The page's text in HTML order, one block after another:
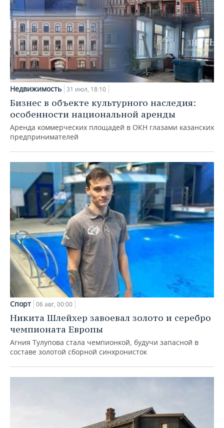
Недвижимость 31 июл, 18:10
Бизнес в объекте культурного наследия:
особенности национальной аренды
Аренда коммерческих площадей в ОКН глазами казанских
предпринимателей
Спорт 06 авг, 00:00
Никита Шлейхер завоевал золото и серебро
чемпионата Европы
Агния Тулупова стала чемпионкой, будучи запасной в
составе золотой сборной синхронисток